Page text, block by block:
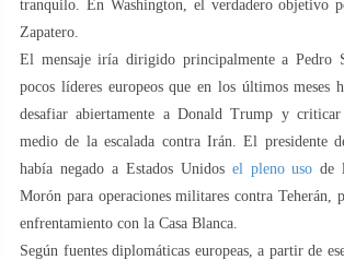
tranquilo. En Washington, el verdadero objetivo
Zapatero.
El mensaje iría dirigido principalmente a Pedro
pocos líderes europeos que en los últimos meses
desafiar abiertamente a Donald Trump y
medio de la escalada contra Irán. El presidente
había negado a Estados Unidos el pleno uso de
Morón para operaciones militares contra Teherán,
enfrentamiento con la Casa Blanca.
Según fuentes diplomáticas europeas, a partir de